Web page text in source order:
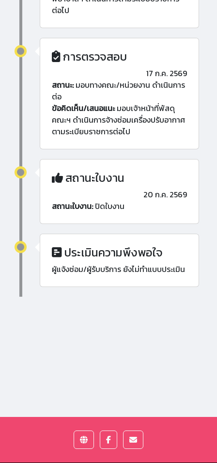
ต่อไป
การตรวจสอบ
17 ก.ค. 2569
สถานะ:มอบทางคณะ/หน่วยงาน ดำเนินการ
ต่อ
ข้อคิดเห็น/เสนอแนะมอบเจ้าหน้าที่พัสดุ
คณะฯ ดำเนินการจ้างซ่อมเครื่องปรับอากาศ
ตามระเบียบราชการต่อไป
สถานะใบงาน
20 ก.ค. 2569
สถานะใบงาน:ปิดใบงาน
ประเมินความพึงพอใจ
ผู้แจ้งซ่อม/ผู้รับบริการ ยังไม่ทำแบบประเมิน